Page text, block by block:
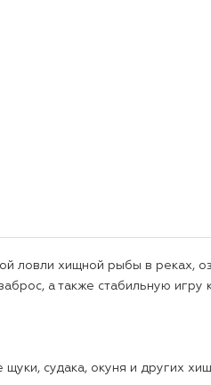
ловли хищной рыбы в реках,
а также стабильную игру
судака, окуня и других